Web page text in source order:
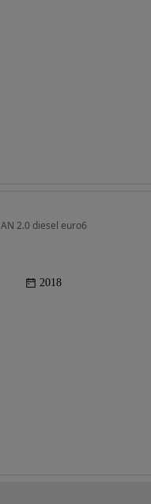
2.0 diesel euro6
2018